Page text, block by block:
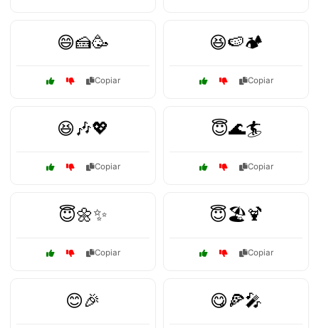
😄🍰🥳
Copiar
😆🍉🏕️
Copiar
😆🎶💖
Copiar
😇🌊🏄
Copiar
😇🌼✨
Copiar
😇🏖️🍹
Copiar
😊🎉 😋🍕🎤